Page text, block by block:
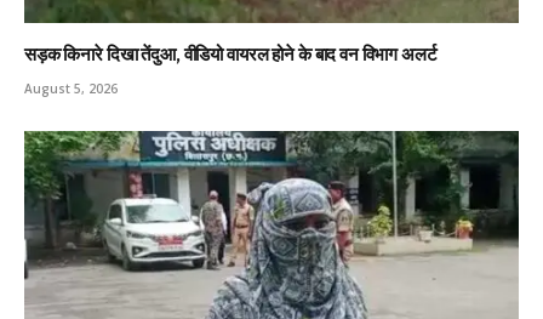
सड़क किनारे दिखा तेंदुआ, वीडियो वायरल होने के बाद वन विभाग अलर्ट
August 5, 2026